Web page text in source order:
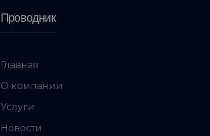
Проводник
Главная
О компании
Услуги
Новости